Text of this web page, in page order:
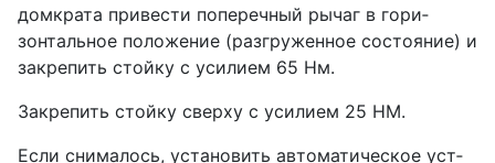
домкрата привести поперечный рычаг в гори­
зонтальное положение (разгруженное состояние) и
закрепить стойку с усилием 65 Нм.
Закрепить стойку сверху с усилием 25 НМ.
Если снималось, установить автоматическое уст­